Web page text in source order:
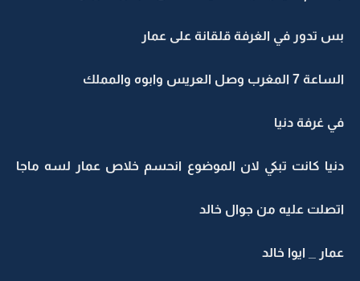
بس تدور في الغرفة قلقانة على عمار
الساعة 7 المغرب وصل العريس وابوه والمملك
في غرفة دنيا
دنيا كانت تبكي لان الموضوع انحسم خلاص عمار لسه ماجا
اتصلت عليه من جوال خالد
عمار _ ايوا خالد